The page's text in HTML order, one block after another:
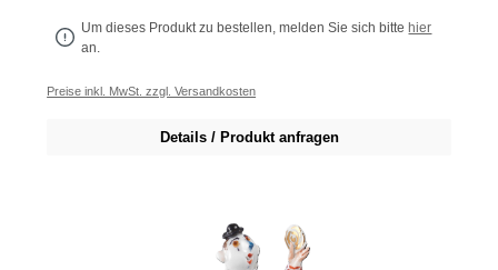
Um dieses Produkt zu bestellen, melden Sie sich bittehier
an.
Preise inkl. MwSt. zzgl. Versandkosten
Details / Produkt anfragen